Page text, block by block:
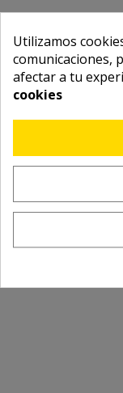
Utilizamos
comunicaciones,
afectar a tu
cookies